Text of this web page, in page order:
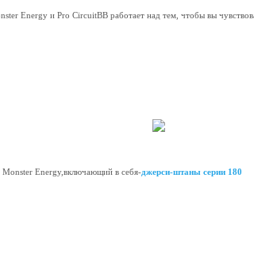
Energy и Pro CircuitВВ работает над тем, чтобы вы
Energy,включающий в себя-джерси-штаны серии 180